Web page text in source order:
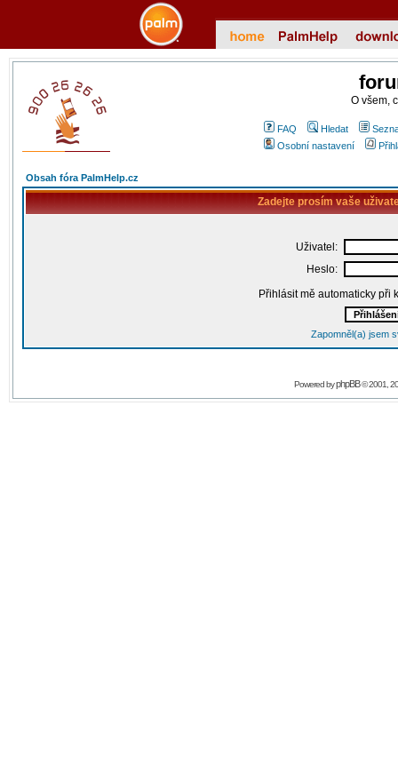
O všem,
FAQ Hledat
Osobní nastavení
Obsah fóra PalmHelp.cz
Zadejte prosím vaše
Uživatel:
Heslo:
Přihlásit mě automaticky při
Zapomněl(a) jsem
Powered byphpBB© 2001,